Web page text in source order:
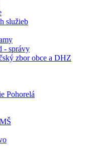
služieb
- správy
zbor obce a DHZ
Pohorelá